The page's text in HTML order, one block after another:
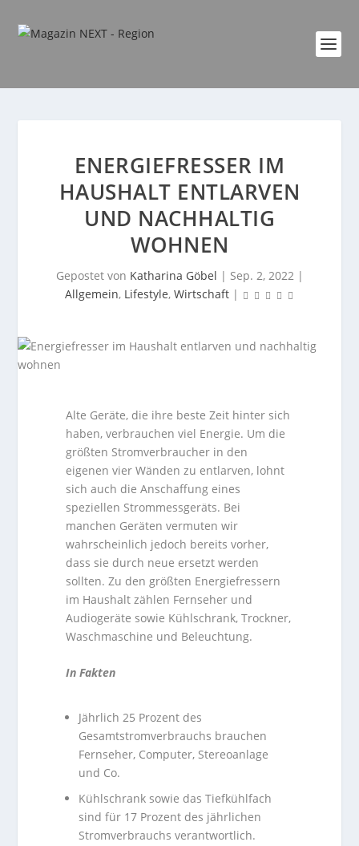
ENERGIEFRESSER IM
HAUSHALT ENTLARVEN
UND NACHHALTIG
WOHNEN
Gepostet von Katharina Göbel | Sep. 2, 2022|
Allgemein, Lifestyle, Wirtschaft|
Alte Geräte, die ihre beste Zeit hinter sich
haben, verbrauchen viel Energie. Um die
größten Stromverbraucher in den
eigenen vier Wänden zu entlarven, lohnt
sich auch die Anschaffung eines
speziellen Strommessgeräts. Bei
manchen Geräten vermuten wir
wahrscheinlich jedoch bereits vorher,
dass sie durch neue ersetzt werden
sollten. Zu den größten Energiefressern
im Haushalt zählen Fernseher und
Audiogeräte sowie Kühlschrank, Trockner,
Waschmaschine und Beleuchtung.
In Fakten
Jährlich 25 Prozent des
Gesamtstromverbrauchs brauchen
Fernseher, Computer, Stereoanlage
und Co.
Kühlschrank sowie das Tiefkühlfach
sind für 17 Prozent des jährlichen
Stromverbrauchs verantwortlich.